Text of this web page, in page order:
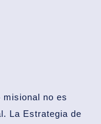
no es
La Estrategia de